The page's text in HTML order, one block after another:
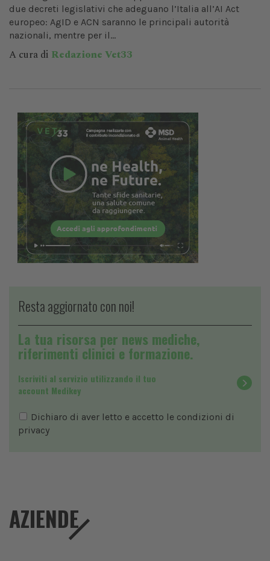
due decreti legislativi che adeguano l’Italia all’AI Act
europeo: AgID e ACN saranno le principali autorità
nazionali, mentre per il...
A cura di Redazione Vet33
Resta aggiornato con noi!
La tua risorsa per news mediche,
riferimenti clinici e formazione.
Iscriviti al servizio utilizzando il tuo
account Medikey
Dichiaro di aver letto e accetto le condizioni di
privacy
AZIENDE